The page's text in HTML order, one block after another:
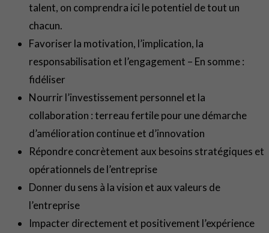
talent, on comprendra ici le potentiel de tout un
chacun.
Favoriser la motivation, l’implication, la
responsabilisation et l’engagement – En somme :
fidéliser
Nourrir l’investissement personnel et la
collaboration : terreau fertile pour une démarche
d’amélioration continue et d’innovation
Répondre concrètement aux besoins stratégiques et
opérationnels de l’entreprise
Donner du sens à la vision et aux valeurs de
l’entreprise
Impacter directement et positivement l’expérience